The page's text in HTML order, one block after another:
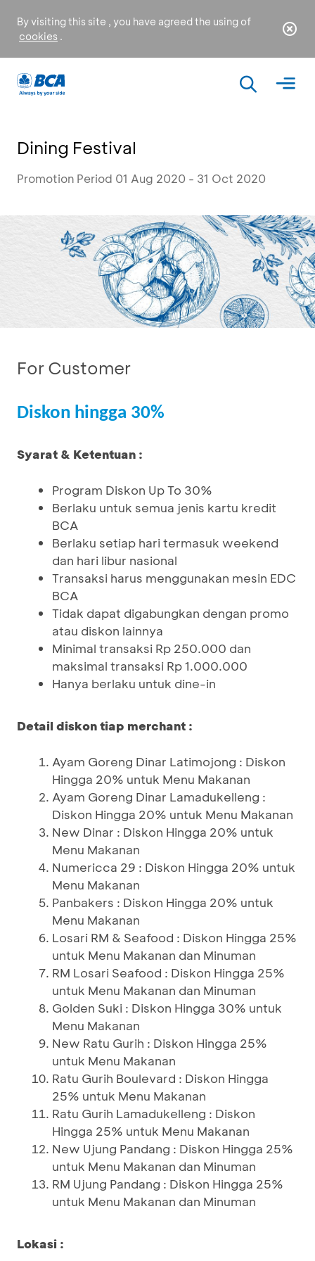
By visiting this site , you have agreed the using of
cookies .
Dining Festival
Promotion Period 01 Aug 2020 - 31 Oct 2020
For Customer
Diskon hingga 30%
Syarat & Ketentuan :
Program Diskon Up To 30%
Berlaku untuk semua jenis kartu kredit
BCA
Berlaku setiap hari termasuk weekend
dan hari libur nasional
Transaksi harus menggunakan mesin EDC
BCA
Tidak dapat digabungkan dengan promo
atau diskon lainnya
Minimal transaksi Rp 250.000 dan
maksimal transaksi Rp 1.000.000
Hanya berlaku untuk dine-in
Detail diskon tiap merchant :
Ayam Goreng Dinar Latimojong : Diskon
Hingga 20% untuk Menu Makanan
Ayam Goreng Dinar Lamadukelleng :
Diskon Hingga 20% untuk Menu Makanan
New Dinar : Diskon Hingga 20% untuk
Menu Makanan
Numericca 29 : Diskon Hingga 20% untuk
Menu Makanan
Panbakers : Diskon Hingga 20% untuk
Menu Makanan
Losari RM & Seafood : Diskon Hingga 25%
untuk Menu Makanan dan Minuman
RM Losari Seafood : Diskon Hingga 25%
untuk Menu Makanan dan Minuman
Golden Suki : Diskon Hingga 30% untuk
Menu Makanan
New Ratu Gurih : Diskon Hingga 25%
untuk Menu Makanan
Ratu Gurih Boulevard : Diskon Hingga
25% untuk Menu Makanan
Ratu Gurih Lamadukelleng : Diskon
Hingga 25% untuk Menu Makanan
New Ujung Pandang : Diskon Hingga 25%
untuk Menu Makanan dan Minuman
RM Ujung Pandang : Diskon Hingga 25%
untuk Menu Makanan dan Minuman
Lokasi :